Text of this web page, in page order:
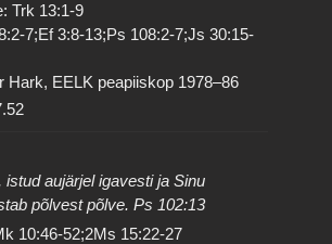
Trk 13:1-9
7;Ef 3:8-13;Ps 108:2-7;Js 30:15-
Hark, EELK peapiiskop 1978–86
istud aujärjel igavesti ja Sinu
põlvest põlve. Ps 102:13
10:46-52;2Ms 15:22-27